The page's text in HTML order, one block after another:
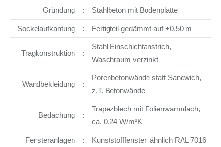
Gründung : Stahlbeton mit Bodenplatte
Sockelaufkantung : Fertigteil gedämmt auf +0,50 m
Tragkonstruktion :
Stahl Einschichtanstrich,
Waschraum verzinkt
Wandbekleidung :
Porenbetonwände statt Sandwich,
z.T. Betonwände
Bedachung :
Trapezblech mit Folienwarmdach,
ca. 0,24 W/m²K
Fensteranlagen : Kunststofffenster, ähnlich RAL 7016